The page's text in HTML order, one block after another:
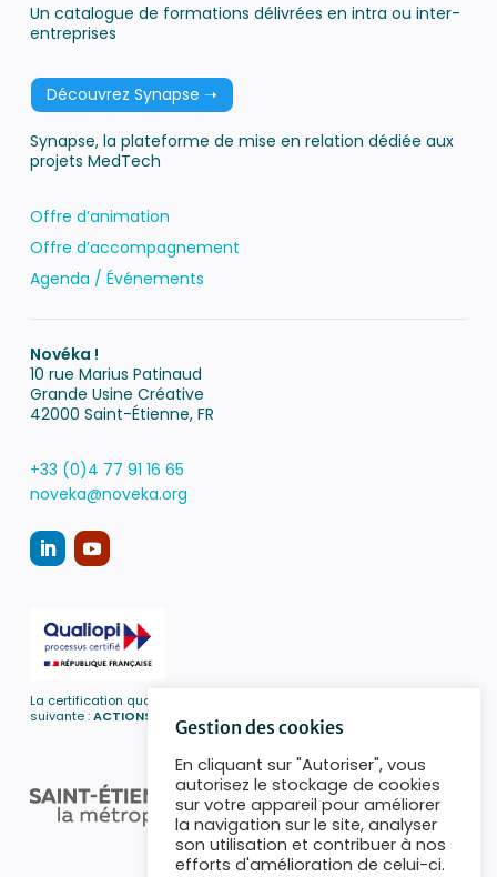
Un catalogue de formations délivrées en intra ou inter-
entreprises
Découvrez Synapse ➝
Synapse, la plateforme de mise en relation dédiée aux
projets MedTech
Offre d’animation
Offre d’accompagnement
Agenda / Événements
Novéka !
10 rue Marius Patinaud
Grande Usine Créative
42000 Saint-Étienne, FR
+33 (0)4 77 91 16 65
noveka@noveka.org
La certification qualité a été délivrée au titre de la catégorie d’action
suivante :ACTIONS DE FORMATIONGestion des cookies
En cliquant sur "Autoriser", vous
autorisez le stockage de cookies
sur votre appareil pour améliorer
la navigation sur le site, analyser
son utilisation et contribuer à nos
efforts d'amélioration de celui-ci.